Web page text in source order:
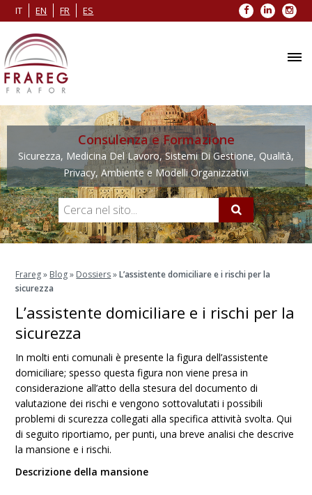
IT EN FR ES Facebook
LinkedIn
Consulenza e Formazione
Sicurezza, Medicina Del Lavoro, Sistemi Di Gestione, Qualità,
Privacy, Ambiente e Modelli Organizzativi
Frareg» Blog» Dossiers»L’assistente domiciliare e i rischi per la
sicurezza
L’assistente domiciliare e i rischi per la
sicurezza
In molti enti comunali è presente la figura dell’assistente
domiciliare; spesso questa figura non viene presa in
considerazione all’atto della stesura del documento di
valutazione dei rischi e vengono sottovalutati i possibili
problemi di scurezza collegati alla specifica attività svolta. Qui
di seguito riportiamo, per punti, una breve analisi che descrive
la mansione e i rischi.
Descrizione della mansione